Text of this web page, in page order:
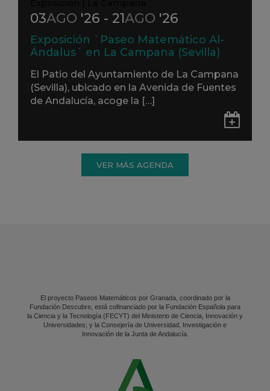
03AGO '26 - 21AGO '26
Exposición `Paseo Matemático Al-
Ándalus´ en La Campana (Sevilla)
El Patio del Ayuntamiento de La Campana
(Sevilla), ubicado en la Avenida de Fuentes
de Andalucía, acoge la […]
en
VER MÁS AGENDA
El proyecto Paseos Matemáticos por Granada, coordinado por la
Fundación Descubre, está cofinanciado por la Fundación Española para
la Ciencia y la Tecnología (FECYT) del Ministerio de Ciencia, Innovación y
Universidades; y la Consejería de Universidad, Investigación e
Innovación de la Junta de Andalucía.